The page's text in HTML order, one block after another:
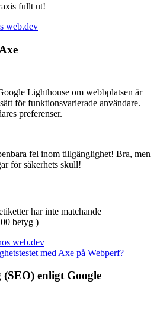
fullt ut!
web.dev
Lighthouse om webbplatsen är
för funktionsvarierade användare.
preferenser.
fel inom tillgänglighet! Bra, men
för säkerhets skull!
har inte matchande
betyg )
web.dev
med Axe på Webperf?
enligt Google